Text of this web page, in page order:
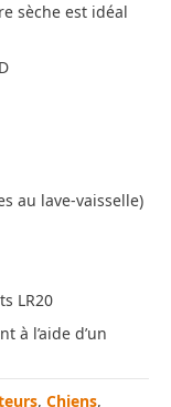
sèche est idéal
au lave-vaisselle)
LR20
à l’aide d’un
, Chiens,